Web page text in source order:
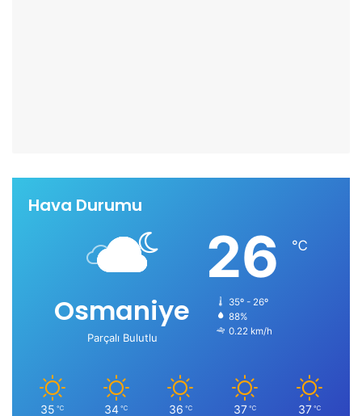
Hava Durumu
Osmaniye
Parçalı Bulutlu
26 ℃
35º - 26º
88%
0.22 km/h
35 ℃ 34 ℃ 36 ℃ 37 ℃ 37 ℃